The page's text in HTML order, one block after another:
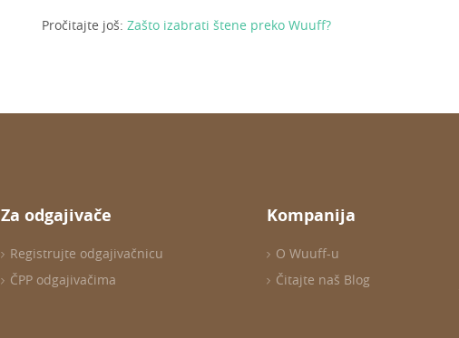
Pročitajte još: Zašto izabrati štene preko Wuuff?
Za odgajivače
Registrujte odgajivačnicu
ČPP odgajivačima
Kompanija
O Wuuff-u
Čitajte naš Blog